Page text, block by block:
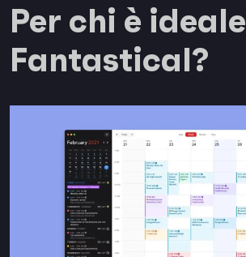
Per chi è ideale
Fantastical?